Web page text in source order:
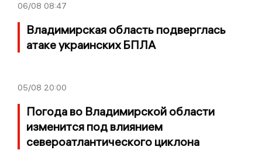
06/08 08:47
Владимирская область подверглась
атаке украинских БПЛА
05/08 20:00
Погода во Владимирской области
изменится под влиянием
североатлантического циклона